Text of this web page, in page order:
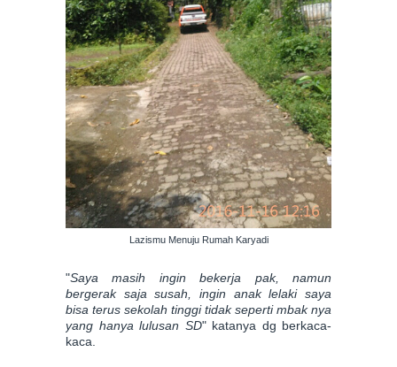
Lazismu Menuju Rumah Karyadi
"Saya masih ingin bekerja pak, namun
bergerak saja susah, ingin anak lelaki saya
bisa terus sekolah tinggi tidak seperti mbak nya
yang hanya lulusan SD" katanya dg berkaca-
kaca.